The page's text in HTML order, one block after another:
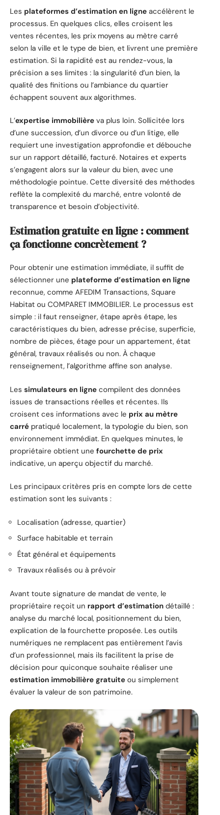
Les plateformes d’estimation en ligne accélèrent le
processus. En quelques clics, elles croisent les
ventes récentes, les prix moyens au mètre carré
selon la ville et le type de bien, et livrent une première
estimation. Si la rapidité est au rendez-vous, la
précision a ses limites : la singularité d’un bien, la
qualité des finitions ou l’ambiance du quartier
échappent souvent aux algorithmes.
L’expertise immobilière va plus loin. Sollicitée lors
d’une succession, d’un divorce ou d’un litige, elle
requiert une investigation approfondie et débouche
sur un rapport détaillé, facturé. Notaires et experts
s’engagent alors sur la valeur du bien, avec une
méthodologie pointue. Cette diversité des méthodes
reflète la complexité du marché, entre volonté de
transparence et besoin d’objectivité.
Estimation gratuite en ligne : comment
ça fonctionne concrètement ?
Pour obtenir une estimation immédiate, il suffit de
sélectionner une plateforme d’estimation en ligne
reconnue, comme AFEDIM Transactions, Square
Habitat ou COMPARET IMMOBILIER. Le processus est
simple : il faut renseigner, étape après étape, les
caractéristiques du bien, adresse précise, superficie,
nombre de pièces, étage pour un appartement, état
général, travaux réalisés ou non. À chaque
renseignement, l’algorithme affine son analyse.
Les simulateurs en ligne compilent des données
issues de transactions réelles et récentes. Ils
croisent ces informations avec le prix au mètre
carré pratiqué localement, la typologie du bien, son
environnement immédiat. En quelques minutes, le
propriétaire obtient une fourchette de prix
indicative, un aperçu objectif du marché.
Les principaux critères pris en compte lors de cette
estimation sont les suivants :
Localisation (adresse, quartier)
Surface habitable et terrain
État général et équipements
Travaux réalisés ou à prévoir
Avant toute signature de mandat de vente, le
propriétaire reçoit un rapport d’estimation détaillé :
analyse du marché local, positionnement du bien,
explication de la fourchette proposée. Les outils
numériques ne remplacent pas entièrement l’avis
d’un professionnel, mais ils facilitent la prise de
décision pour quiconque souhaite réaliser une
estimation immobilière gratuite ou simplement
évaluer la valeur de son patrimoine.